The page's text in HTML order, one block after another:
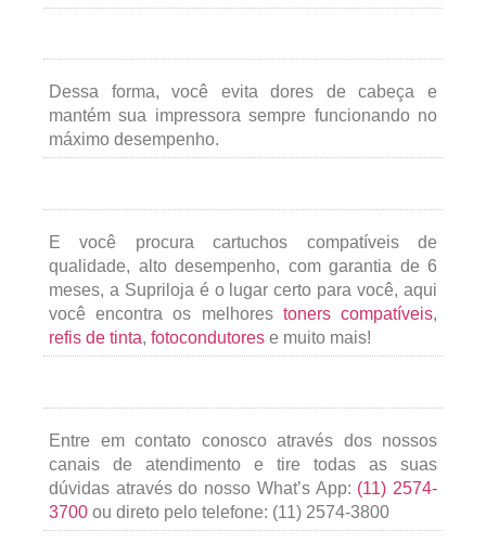
Dessa forma, você evita dores de cabeça e
mantém sua impressora sempre funcionando no
máximo desempenho.
E você procura cartuchos compatíveis de
qualidade, alto desempenho, com garantia de 6
meses, a Supriloja é o lugar certo para você, aqui
você encontra os melhores toners compatíveis,
refis de tinta, fotocondutores e muito mais!
Entre em contato conosco através dos nossos
canais de atendimento e tire todas as suas
dúvidas através do nosso What’s App: (11) 2574-
3700 ou direto pelo telefone: (11) 2574-3800